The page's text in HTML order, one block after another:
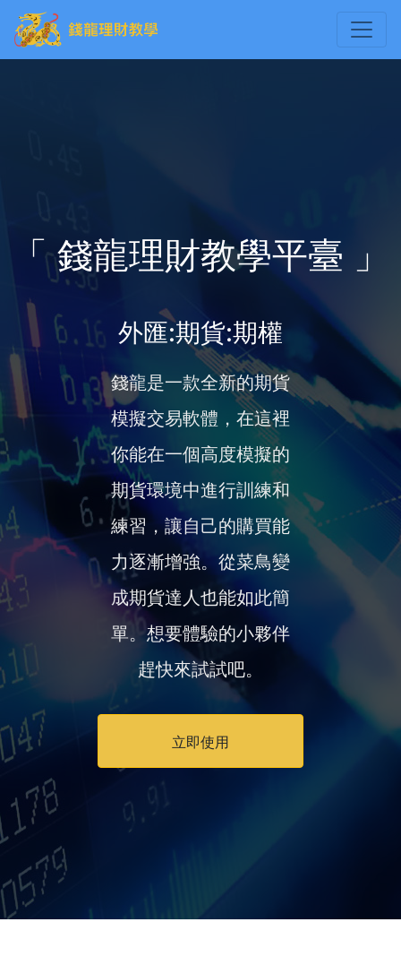
「 錢龍理財教學平臺 」
外匯:期貨:期權
錢龍是一款全新的期貨
模擬交易軟體，在這裡
你能在一個高度模擬的
期貨環境中進行訓練和
練習，讓自己的購買能
力逐漸增強。從菜鳥變
成期貨達人也能如此簡
單。想要體驗的小夥伴
趕快來試試吧。
立即使用